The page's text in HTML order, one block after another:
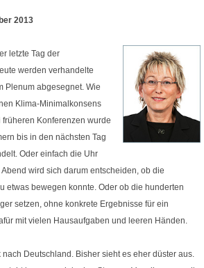
2013
letzte Tag der
werden verhandelte
Plenum abgesegnet. Wie
Klima-Minimalkonsens
Konferenzen wurde
bis in den nächsten Tag
Oder einfach die Uhr
wird sich darum entscheiden, ob die
etwas bewegen konnte. Oder ob die hunderten
setzen, ohne konkrete Ergebnisse für ein
mit vielen Hausaufgaben und leeren Händen.
Deutschland. Bisher sieht es eher düster aus.